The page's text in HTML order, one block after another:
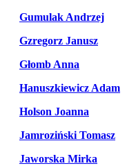
Gumulak Andrzej
Gzregorz Janusz
Głomb Anna
Hanuszkiewicz Adam
Holson Joanna
Jamroziński Tomasz
Jaworska Mirka